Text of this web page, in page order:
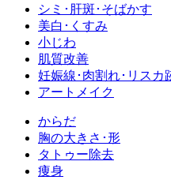
シミ･肝斑･そばかす
美白･くすみ
小じわ
肌質改善
妊娠線･肉割れ･リスカ
アートメイク
からだ
胸の大きさ･形
タトゥー除去
痩身